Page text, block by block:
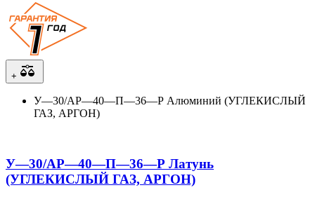
+
У—30/АР—40—П—36—Р Алюминий (УГЛЕКИСЛЫЙ
ГАЗ, АРГОН)
У—30/АР—40—П—36—Р Латунь
(УГЛЕКИСЛЫЙ ГАЗ, АРГОН)